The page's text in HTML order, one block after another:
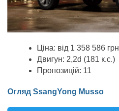
Ціна: від 1 358 586 грн
Двигун: 2,2d (181 к.с.)
Пропозицій: 11
Огляд SsangYong Musso